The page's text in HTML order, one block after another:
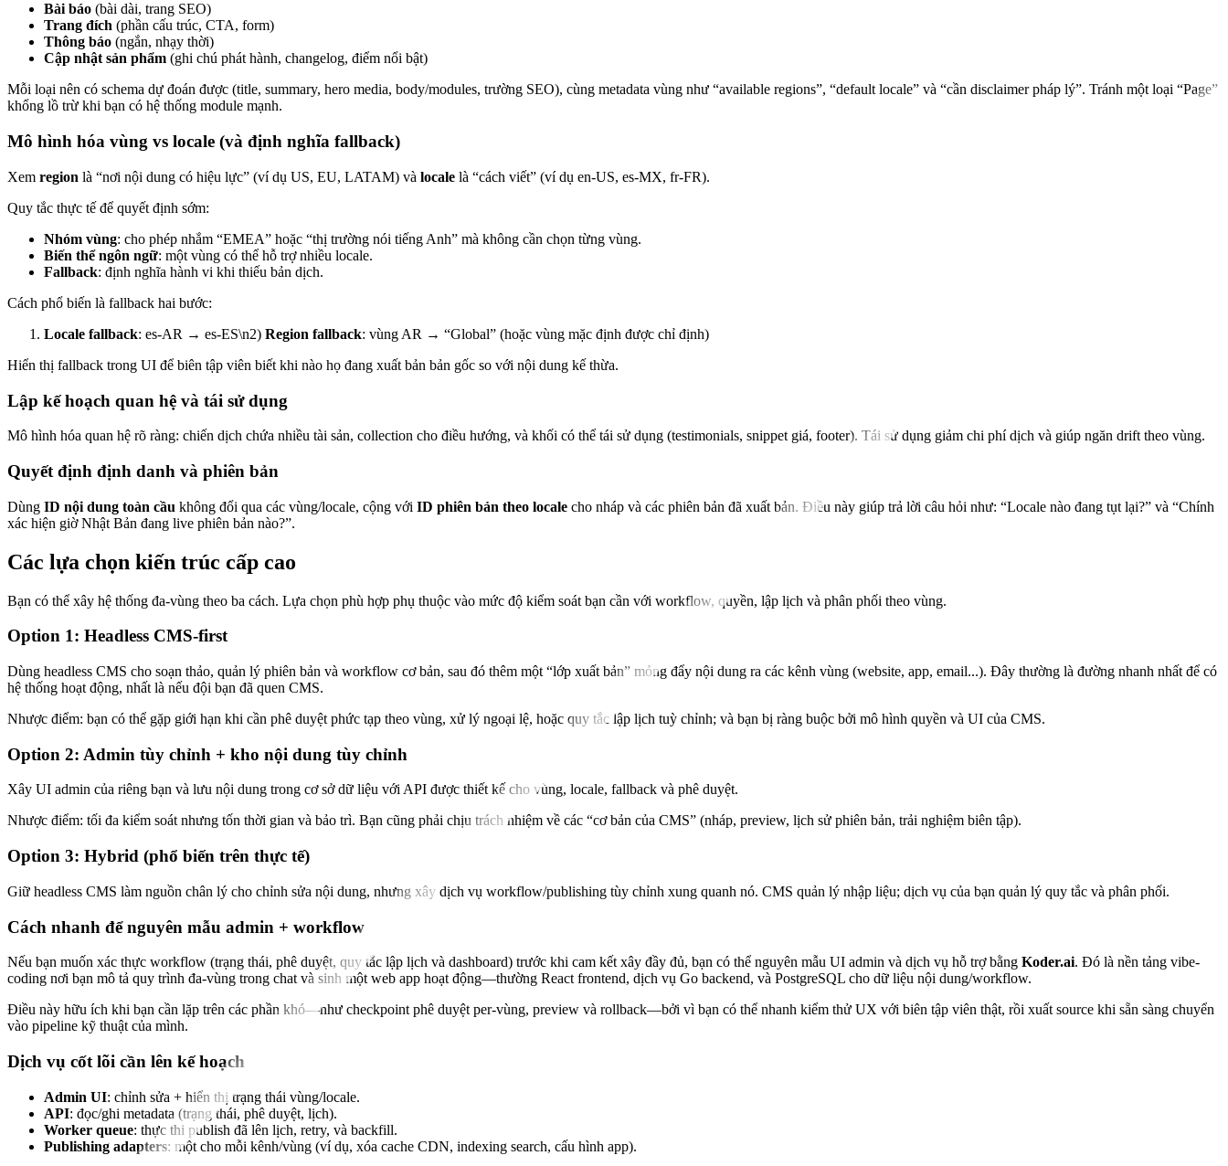
Bài báo (bài dài, trang SEO)
Trang đích (phần cấu trúc, CTA, form)
Thông báo (ngắn, nhạy thời)
Cập nhật sản phẩm (ghi chú phát hành, changelog, điểm nổi bật)
Mỗi loại nên có schema dự đoán được (title, summary, hero media, body/modules, trường SEO), cùng metadata vùng như “available regions”, “default locale” và “cần disclaimer pháp lý”. Tránh một loại “Page”
khổng lồ trừ khi bạn có hệ thống module mạnh.
Mô hình hóa vùng vs locale (và định nghĩa fallback)
Xem region là “nơi nội dung có hiệu lực” (ví dụ US, EU, LATAM) và locale là “cách viết” (ví dụ en-US, es-MX, fr-FR).
Quy tắc thực tế để quyết định sớm:
Nhóm vùng: cho phép nhắm “EMEA” hoặc “thị trường nói tiếng Anh” mà không cần chọn từng vùng.
Biến thể ngôn ngữ: một vùng có thể hỗ trợ nhiều locale.
Fallback: định nghĩa hành vi khi thiếu bản dịch.
Cách phổ biến là fallback hai bước:
Locale fallback: es-AR → es-ES\n2) Region fallback: vùng AR → “Global” (hoặc vùng mặc định được chỉ định)
Hiển thị fallback trong UI để biên tập viên biết khi nào họ đang xuất bản bản gốc so với nội dung kế thừa.
Lập kế hoạch quan hệ và tái sử dụng
Mô hình hóa quan hệ rõ ràng: chiến dịch chứa nhiều tài sản, collection cho điều hướng, và khối có thể tái sử dụng (testimonials, snippet giá, footer). Tái sử dụng giảm chi phí dịch và giúp ngăn drift theo vùng.
Quyết định định danh và phiên bản
Dùng ID nội dung toàn cầu không đổi qua các vùng/locale, cộng với ID phiên bản theo locale cho nháp và các phiên bản đã xuất bản. Điều này giúp trả lời câu hỏi như: “Locale nào đang tụt lại?” và “Chính
xác hiện giờ Nhật Bản đang live phiên bản nào?”.
Các lựa chọn kiến trúc cấp cao
Bạn có thể xây hệ thống đa-vùng theo ba cách. Lựa chọn phù hợp phụ thuộc vào mức độ kiểm soát bạn cần với workflow, quyền, lập lịch và phân phối theo vùng.
Option 1: Headless CMS-first
Dùng headless CMS cho soạn thảo, quản lý phiên bản và workflow cơ bản, sau đó thêm một “lớp xuất bản” mỏng đẩy nội dung ra các kênh vùng (website, app, email...). Đây thường là đường nhanh nhất để có
hệ thống hoạt động, nhất là nếu đội bạn đã quen CMS.
Nhược điểm: bạn có thể gặp giới hạn khi cần phê duyệt phức tạp theo vùng, xử lý ngoại lệ, hoặc quy tắc lập lịch tuỳ chỉnh; và bạn bị ràng buộc bởi mô hình quyền và UI của CMS.
Option 2: Admin tùy chỉnh + kho nội dung tùy chỉnh
Xây UI admin của riêng bạn và lưu nội dung trong cơ sở dữ liệu với API được thiết kế cho vùng, locale, fallback và phê duyệt.
Nhược điểm: tối đa kiểm soát nhưng tốn thời gian và bảo trì. Bạn cũng phải chịu trách nhiệm về các “cơ bản của CMS” (nháp, preview, lịch sử phiên bản, trải nghiệm biên tập).
Option 3: Hybrid (phổ biến trên thực tế)
Giữ headless CMS làm nguồn chân lý cho chỉnh sửa nội dung, nhưng xây dịch vụ workflow/publishing tùy chỉnh xung quanh nó. CMS quản lý nhập liệu; dịch vụ của bạn quản lý quy tắc và phân phối.
Cách nhanh để nguyên mẫu admin + workflow
Nếu bạn muốn xác thực workflow (trạng thái, phê duyệt, quy tắc lập lịch và dashboard) trước khi cam kết xây đầy đủ, bạn có thể nguyên mẫu UI admin và dịch vụ hỗ trợ bằng Koder.ai. Đó là nền tảng vibe-
coding nơi bạn mô tả quy trình đa-vùng trong chat và sinh một web app hoạt động—thường React frontend, dịch vụ Go backend, và PostgreSQL cho dữ liệu nội dung/workflow.
Điều này hữu ích khi bạn cần lặp trên các phần khó—như checkpoint phê duyệt per-vùng, preview và rollback—bởi vì bạn có thể nhanh kiểm thử UX với biên tập viên thật, rồi xuất source khi sẵn sàng chuyển
vào pipeline kỹ thuật của mình.
Dịch vụ cốt lõi cần lên kế hoạch
Admin UI: chỉnh sửa + hiển thị trạng thái vùng/locale.
API: đọc/ghi metadata (trạng thái, phê duyệt, lịch).
Worker queue: thực thi publish đã lên lịch, retry, và backfill.
Publishing adapters: một cho mỗi kênh/vùng (ví dụ, xóa cache CDN, indexing search, cấu hình app).